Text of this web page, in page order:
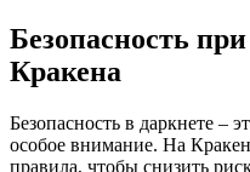
Безопасность
Кракена
Безопасность в даркнете –
особое внимание. На
правила, чтобы снизить